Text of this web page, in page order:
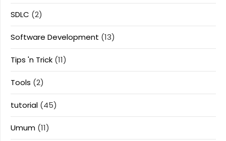
SDLC (2)
Software Development (13)
Tips 'n Trick (11)
Tools (2)
tutorial (45)
Umum (11)